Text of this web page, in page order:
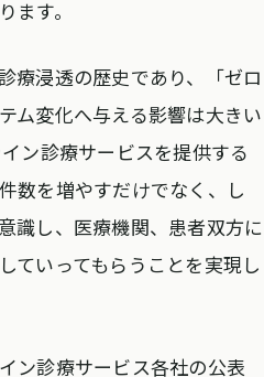
ます。
療浸透の歴史であり、「ゼロ
ム変化へ与える影響は大きい
ン診療サービスを提供する
数を増やすだけでなく、し
識し、医療機関、患者双方に
ていってもらうことを実現し
ン診療サービス各社の公表